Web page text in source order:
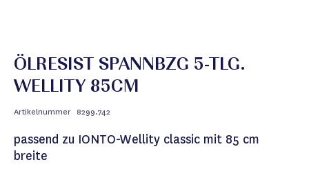
ÖLRESIST SPANNBZG 5-TLG.
WELLITY 85CM
Artikelnummer 8299.742
passend zu IONTO-Wellity classic mit 85 cm
breite